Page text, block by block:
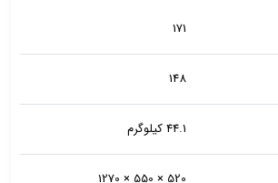
171
148
44.1 کیلوگرم